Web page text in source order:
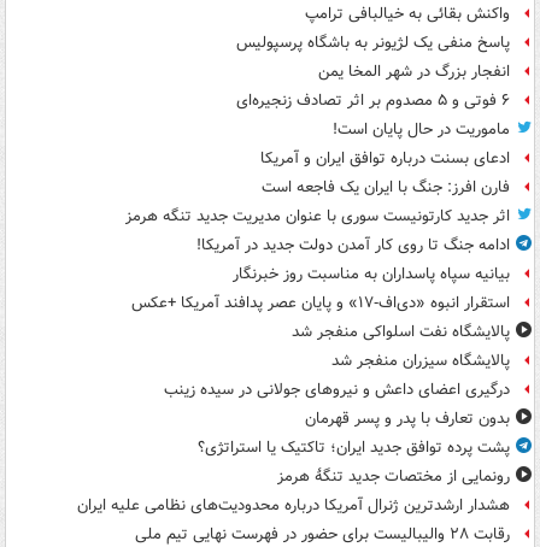
واکنش بقائی به خیالبافی ترامپ
پاسخ منفی یک لژیونر به باشگاه پرسپولیس
انفجار بزرگ در شهر المخا یمن
۶ فوتی و ۵ مصدوم بر اثر تصادف زنجیره‌ای
ماموریت در حال پایان است!
ادعای بسنت درباره توافق ایران و آمریکا
فارن افرز: جنگ با ایران یک فاجعه است
اثر جدید کارتونیست سوری با عنوان مدیریت جدید تنگه هرمز
ادامه جنگ تا روی کار آمدن دولت جدید در آمریکا!
بیانیه سپاه پاسداران به مناسبت روز خبرنگار
استقرار انبوه «دی‌اف‑۱۷» و پایان عصر پدافند آمریکا +عکس
پالایشگاه نفت اسلواکی منفجر شد
پالایشگاه سیزران منفجر شد
درگیری اعضای داعش و نیروهای جولانی در سیده زینب
بدون تعارف با پدر و پسر قهرمان
پشت پرده توافق جدید ایران؛ تاکتیک یا استراتژی؟
رونمایی از مختصات جدید تنگۀ هرمز
هشدار ارشدترین ژنرال آمریکا درباره محدودیت‌های نظامی علیه ایران
رقابت ۲۸ والیبالیست برای حضور در فهرست نهایی تیم ملی